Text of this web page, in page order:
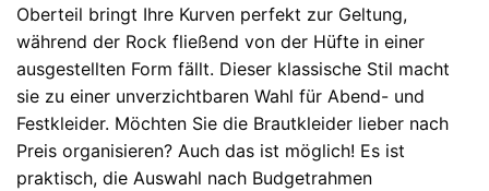
Oberteil bringt Ihre Kurven perfekt zur Geltung,
während der Rock fließend von der Hüfte in einer
ausgestellten Form fällt. Dieser klassische Stil macht
sie zu einer unverzichtbaren Wahl für Abend- und
Festkleider. Möchten Sie die Brautkleider lieber nach
Preis organisieren? Auch das ist möglich! Es ist
praktisch, die Auswahl nach Budgetrahmen